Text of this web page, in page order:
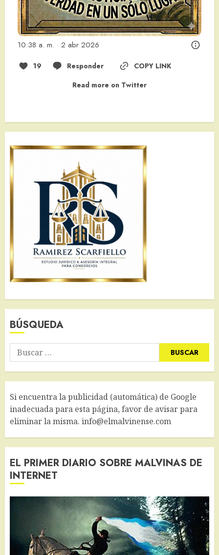
10:38 a. m. · 2 abr 2026
19 Responder
COPY LINK
Read more on Twitter
BÚSQUEDA
Buscar:
Si encuentra la publicidad (automática) de Google
inadecuada para esta página, favor de avisar para
eliminar la misma. info@elmalvinense.com
EL PRIMER DIARIO SOBRE MALVINAS DE
INTERNET